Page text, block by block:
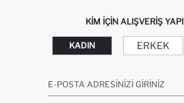
KIM IÇIN ALIŞVERIŞ
KADIN ERKEK
E-POSTA ADRESINIZI GIRINIZ